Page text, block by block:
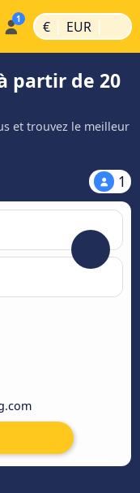
€ | EUR |
partir de 20
et trouvez le meilleur
1